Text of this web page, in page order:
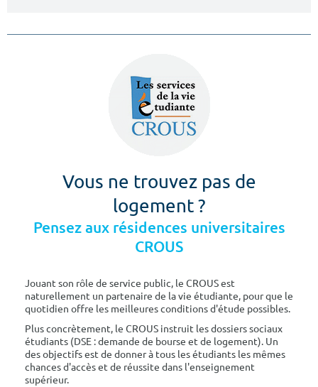
Vous ne trouvez pas de
logement ?
Pensez aux résidences universitaires
CROUS
Jouant son rôle de service public, le CROUS est
naturellement un partenaire de la vie étudiante, pour que le
quotidien offre les meilleures conditions d'étude possibles.
Plus concrètement, le CROUS instruit les dossiers sociaux
étudiants (DSE : demande de bourse et de logement). Un
des objectifs est de donner à tous les étudiants les mêmes
chances d'accès et de réussite dans l'enseignement
supérieur.